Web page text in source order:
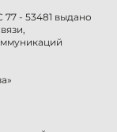
- 53481 выдано